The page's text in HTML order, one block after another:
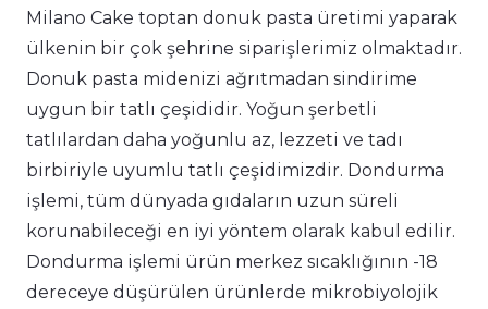
Milano Cake toptan donuk pasta üretimi yaparak
ülkenin bir çok şehrine siparişlerimiz olmaktadır.
Donuk pasta midenizi ağrıtmadan sindirime
uygun bir tatlı çeşididir. Yoğun şerbetli
tatlılardan daha yoğunlu az, lezzeti ve tadı
birbiriyle uyumlu tatlı çeşidimizdir. Dondurma
işlemi, tüm dünyada gıdaların uzun süreli
korunabileceği en iyi yöntem olarak kabul edilir.
Dondurma işlemi ürün merkez sıcaklığının -18
dereceye düşürülen ürünlerde mikrobiyolojik